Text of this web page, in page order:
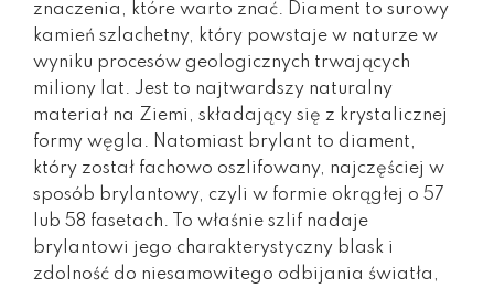
znaczenia, które warto znać. Diament to surowy
kamień szlachetny, który powstaje w naturze w
wyniku procesów geologicznych trwających
miliony lat. Jest to najtwardszy naturalny
materiał na Ziemi, składający się z krystalicznej
formy węgla. Natomiast brylant to diament,
który został fachowo oszlifowany, najczęściej w
sposób brylantowy, czyli w formie okrągłej o 57
lub 58 fasetach. To właśnie szlif nadaje
brylantowi jego charakterystyczny blask i
zdolność do niesamowitego odbijania światła,